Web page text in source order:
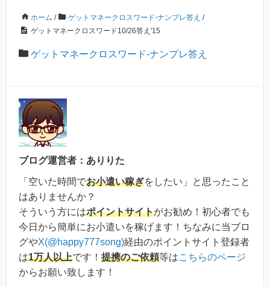
ホーム / ゲットマネークロスワード-ナンプレ答え /
ゲットマネークロスワード10/26答え'15
ゲットマネークロスワード-ナンプレ答え
ブログ運営者：ありりた
「空いた時間でお小遣い稼ぎをしたい」と思ったこと
はありませんか？
そういう方にはポイントサイトがお勧め！初心者でも
今日から簡単にお小遣いを稼げます！ちなみに当ブロ
グやX(@happy777song)経由のポイントサイト登録者
は1万人以上です！ 提携のご依頼等はこちらのページ
からお願い致します！